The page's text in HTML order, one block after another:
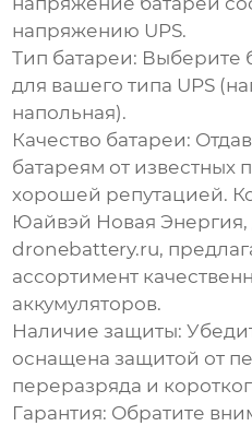
напряжению UPS.
Тип батареи: Выберите
для вашего типа UPS
напольная).
Качество батареи:
батареям от известных
хорошей репутацией.
Юайвэй Новая Энергия,
dronebattery.ru,
ассортимент
аккумуляторов.
Наличие защиты:
оснащена защитой от
переразряда и
Гарантия: Обратите